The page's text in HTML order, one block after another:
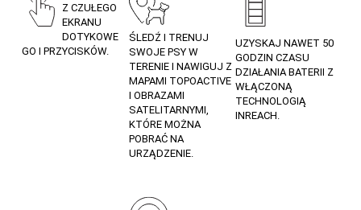
Z CZUŁEGO
EKRANU
DOTYKOWE
GO I PRZYCISKÓW.
ŚLEDŹ I TRENUJ
SWOJE PSY W
TERENIE I NAWIGUJ Z
MAPAMI TOPOACTIVE
I OBRAZAMI
SATELITARNYMI,
KTÓRE MOŻNA
POBRAĆ NA
URZĄDZENIE.
UZYSKAJ NAWET 50
GODZIN CZASU
DZIAŁANIA BATERII Z
WŁĄCZONĄ
TECHNOLOGIĄ
INREACH.